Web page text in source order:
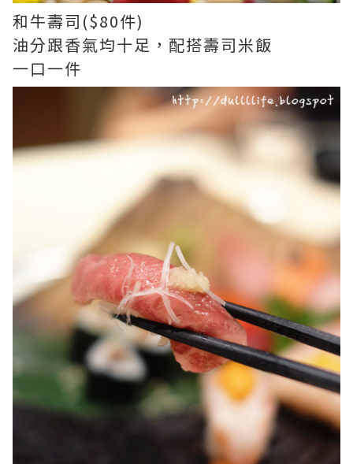
和牛壽司($80件)
油分跟香氣均十足，配搭壽司米飯
一口一件